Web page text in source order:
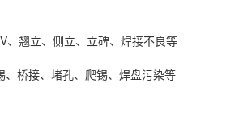
翘立、侧立、立碑、焊接不良等
桥接、堵孔、爬锡、焊盘污染等